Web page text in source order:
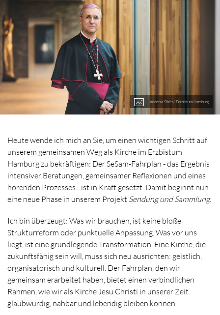
Andreas Sibler/ Erzbistum Hamburg
Heute wende ich mich an Sie, um einen wichtigen Schritt auf
unserem gemeinsamen Weg als Kirche im Erzbistum
Hamburg zu bekräftigen: Der SeSam-Fahrplan - das Ergebnis
intensiver Beratungen, gemeinsamer Reflexionen und eines
hörenden Prozesses - ist in Kraft gesetzt. Damit beginnt nun
eine neue Phase in unserem Projekt Sendung und Sammlung.
Ich bin überzeugt: Was wir brauchen, ist keine bloße
Strukturreform oder punktuelle Anpassung. Was vor uns
liegt, ist eine grundlegende Transformation. Eine Kirche, die
zukunftsfähig sein will, muss sich neu ausrichten: geistlich,
organisatorisch und kulturell. Der Fahrplan, den wir
gemeinsam erarbeitet haben, bietet einen verbindlichen
Rahmen, wie wir als Kirche Jesu Christi in unserer Zeit
glaubwürdig, nahbar und lebendig bleiben können.